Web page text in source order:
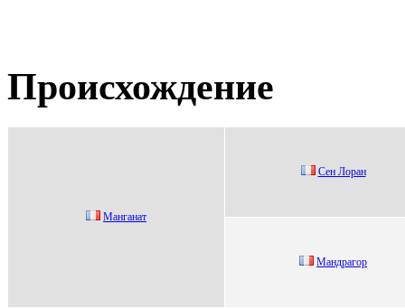
Происхождение
Mанганат
Сeн Лopaн
Maндрaгор